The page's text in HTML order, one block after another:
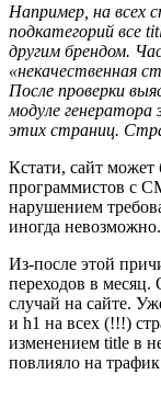
Например, на всех
подкатегорий все
другим брендом.
«некачественная
После проверки
модуле генератора
этих страниц.
Кстати, сайт может
программистов с
нарушением
иногда невозможно.
Из-после этой
переходов в месяц.
случай на сайте.
и h1 на всех (!!!)
изменением title в
повлияло на